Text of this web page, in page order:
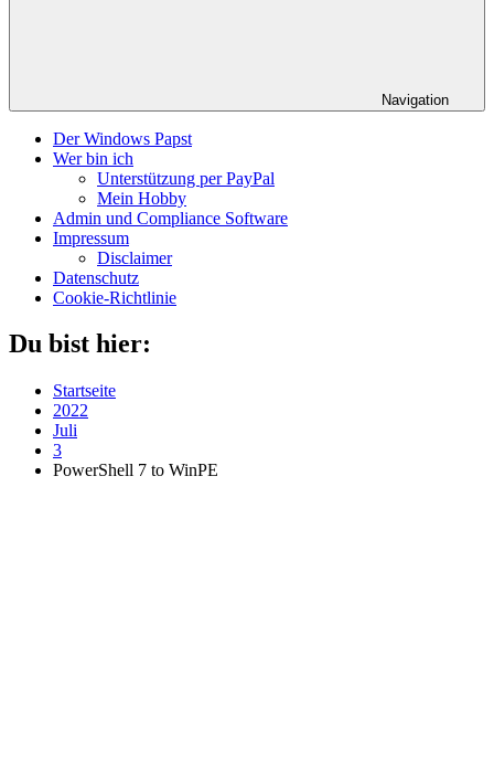
Navigation
Der Windows Papst
Wer bin ich
Unterstützung per PayPal
Mein Hobby
Admin und Compliance Software
Impressum
Disclaimer
Datenschutz
Cookie-Richtlinie
Du bist hier:
Startseite
2022
Juli
3
PowerShell 7 to WinPE